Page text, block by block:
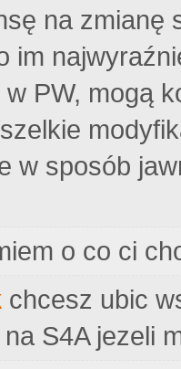
na zmianę
im
w PW, mogą
w sposób
o co ci
chcesz ubic
S4A jezeli